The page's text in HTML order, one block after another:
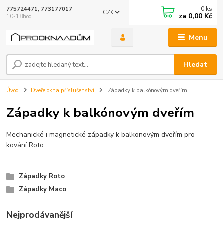
Menu
CZK
Hledat
775724471, 773177017
10-18hod
0 ks
za 0,00 Kč
Úvod Dveře okna příslušenství Západky k balkónovým dveřím
Západky k balkónovým dveřím
Mechanické i magnetické západky k balkonovým dveřím pro
kování Roto.
Západky Roto
Západky Maco
Nejprodávanější